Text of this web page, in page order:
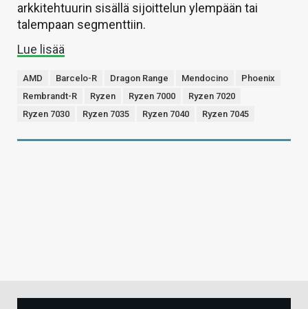
arkkitehtuurin sisällä sijoittelun ylempään tai
talempaan segmenttiin.
Lue lisää
AMD Barcelo-R Dragon Range Mendocino
Phoenix
Rembrandt-R
Ryzen Ryzen 7000
Ryzen 7020
Ryzen 7030
Ryzen 7035 Ryzen 7040 Ryzen 7045